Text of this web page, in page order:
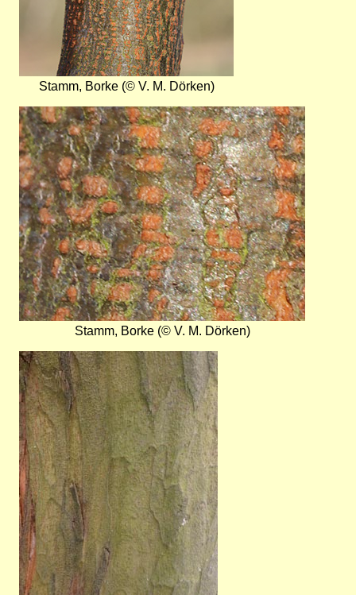
Stamm, Borke (© V. M. Dörken)
Bild
Stamm, Borke (© V. M. Dörken)
Bild